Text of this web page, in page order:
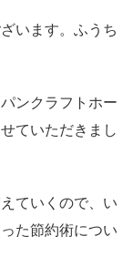
います。ふうち
ンクラフトホー
ていただきまし
ていくので、い
た節約術につい